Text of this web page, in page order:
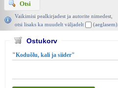
Vaikimisi pealkirjadest ja autorite nimedest,
otsi lisaks ka muudelt väljadelt
(aeglasem).
Ostukorv
"Koduõlu, kali ja siider"